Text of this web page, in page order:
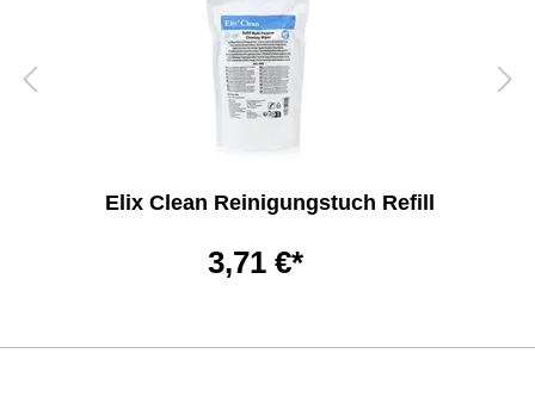
Elix Clean Reinigungstuch Refill
3,71 €*